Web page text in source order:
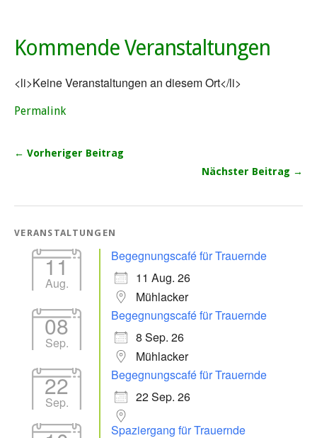
Kommende Veranstaltungen
<li>Keine Veranstaltungen an diesem Ort</li>
Permalink
← Vorheriger Beitrag
Nächster Beitrag →
VERANSTALTUNGEN
11
Aug.
Begegnungscafé für Trauernde
11 Aug. 26
Mühlacker
08
Sep.
Begegnungscafé für Trauernde
8 Sep. 26
Mühlacker
22
Sep.
Begegnungscafé für Trauernde
22 Sep. 26
Spaziergang für Trauernde